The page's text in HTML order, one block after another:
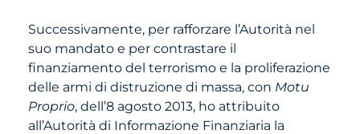
Successivamente, per rafforzare l’Autorità nel
suo mandato e per contrastare il
finanziamento del terrorismo e la proliferazione
delle armi di distruzione di massa, con Motu
Proprio, dell’8 agosto 2013, ho attribuito
all’Autorità di Informazione Finanziaria la